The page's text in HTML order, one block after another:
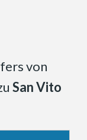
von
San Vito